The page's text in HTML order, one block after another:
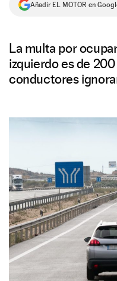
Añadir EL MOTOR en
La multa por
izquierdo es de
conductores